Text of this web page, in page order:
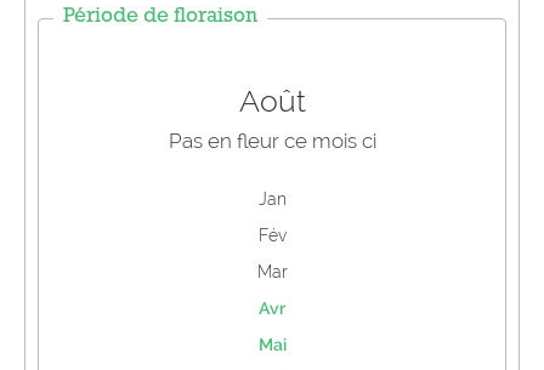
Période de floraison
Août
Pas en fleur ce mois ci
Jan
Fév
Mar
Avr
Mai